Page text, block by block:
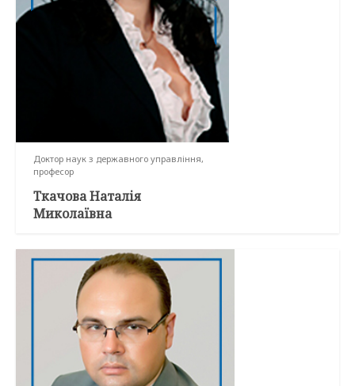
Доктор наук з державного управління,
професор
Ткачова Наталія
Миколаївна